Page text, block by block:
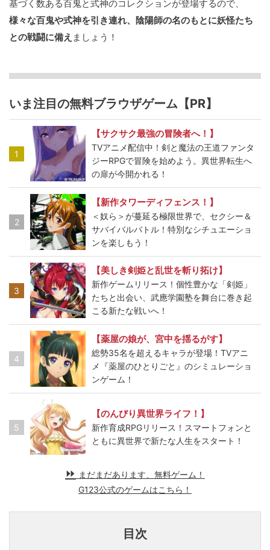
基づく数ある百鬼と式神のコレクションが登場するので、
様々な百鬼や式神を引き連れ、陰陽師の名のもとに妖怪たち
との戦闘に備え ましょう！
いま注目の無料ブラウザゲーム【PR】
1
【サクサク最強の冒険者へ！】
TVアニメ配信中！剣と魔法の王道ファンタ
ジーRPGで冒険を始めよう。異世界転生へ
の扉が今開かれる！
2
【新作タワーディフェンス！】
＜奴ら＞が蔓延る極限世界で、セクシー＆
サバイバルバトル！特別なシチュエーショ
ンを楽しもう！
3
【美しき剣姫と乱世を斬り拓け】
新作ゲームリリース！個性豊かな「剣姫」
たちと出会い、武應学園塾を舞台に巻き起
こる新たな戦いへ！
4
【薬屋の娘が、宮中を揺るがす】
総勢35名を超えるキャラが登場！TVアニ
メ『薬屋のひとりごと』のシミュレーショ
ンゲーム！
5
【のんびり異世界ライフ！】
新作育成RPGリリース！スマートフォンと
ともに異世界で新たな人生をスタート！
まだまだあります、無料ゲーム！
G123公式のゲームはこちら！
目次